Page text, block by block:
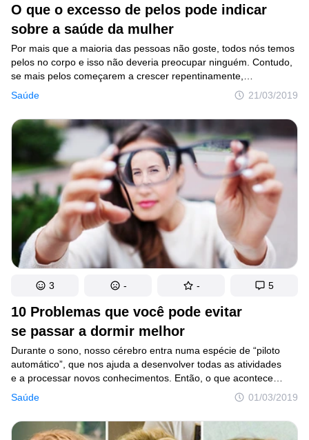
O que o excesso de pelos pode indicar
sobre a saúde da mulher
Saúde 21/03/2019
Por mais que a maioria das pessoas não goste, todos nós temos
pelos no corpo e isso não deveria preocupar ninguém. Contudo,
se mais pelos começarem a crescer repentinamente,
ou se a textura dos fios começar a mudar, é importante prestar
atenção, já que você pode estar passando por algum
desequilíbrio hormonal.
10 Problemas que você pode evitar
se passar a dormir melhor
Saúde 01/03/2019
Durante o sono, nosso cérebro entra numa espécie de “piloto
automático”, que nos ajuda a desenvolver todas as atividades
e a processar novos conhecimentos. Então, o que acontece
quando não dormimos bem? Se você atravessa momentos
de insônia, só dorme por curtos períodos de tempo e acorda por
qualquer coisa, possivelmente desperta diariamente com uma
sensação de cansaço que perdura pelo resto do dia. Algumas
3 - - 5